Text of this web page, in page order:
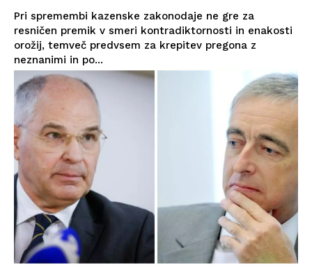
Pri spremembi kazenske zakonodaje ne gre za
resničen premik v smeri kontradiktornosti in enakosti
orožij, temveč predvsem za krepitev pregona z
neznanimi in po...